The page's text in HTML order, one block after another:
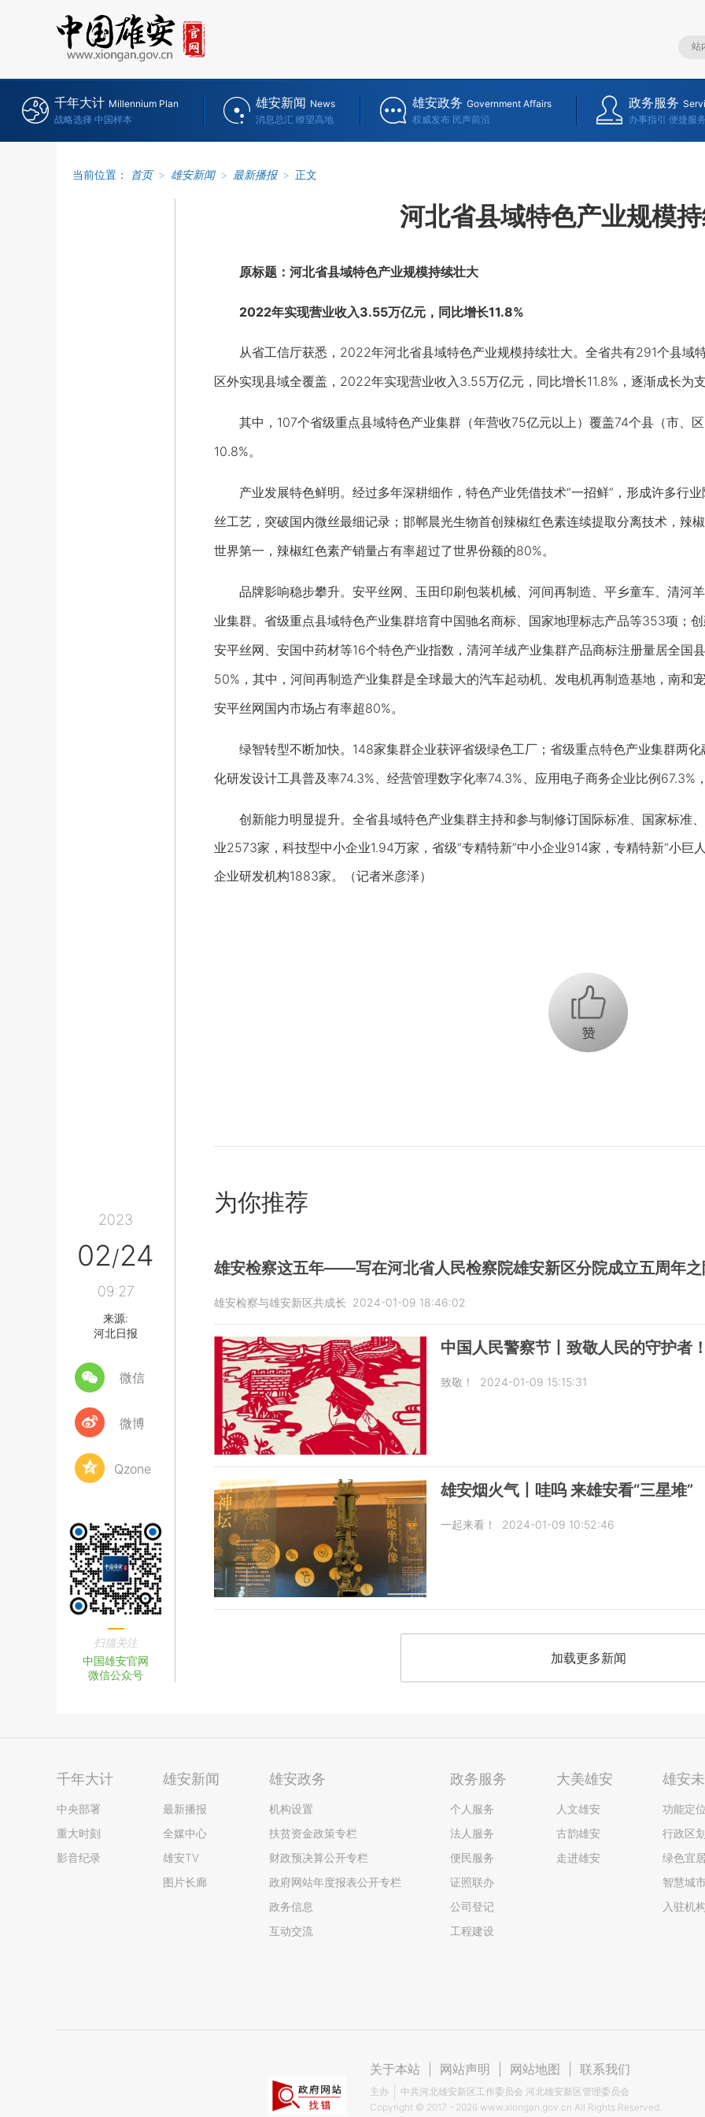
千年大计 Millennium Plan
战略选择 中国样本
雄安新闻 News
消息总汇 瞭望高地
雄安政务 Government Affairs
权威发布 民声前沿
政务服务
办事指引 便捷服
当前位置： 首页 > 雄安新闻 > 最新播报 > 正文
2023
02/24
09:27
来源:
河北日报
微信
微博
Qzone
扫描关注
中国雄安官网
微信公众号
河北省县域特色产业规模
原标题：河北省县域特色产业规模持续壮大
2022年实现营业收入3.55万亿元，同比增长11.8%
从省工信厅获悉，2022年河北省县域特色产业规模持续壮大。全省共有291个县域
区外实现县域全覆盖，2022年实现营业收入3.55万亿元，同比增长11.8%，逐渐成长为
其中，107个省级重点县域特色产业集群（年营收75亿元以上）覆盖74个县（市、
10.8%。
产业发展特色鲜明。经过多年深耕细作，特色产业凭借技术“一招鲜”，形成许多行
丝工艺，突破国内微丝最细记录；邯郸晨光生物首创辣椒红色素连续提取分离技术，辣
世界第一，辣椒红色素产销量占有率超过了世界份额的80%。
品牌影响稳步攀升。安平丝网、玉田印刷包装机械、河间再制造、平乡童车、清河
业集群。省级重点县域特色产业集群培育中国驰名商标、国家地理标志产品等353项；
安平丝网、安国中药材等16个特色产业指数，清河羊绒产业集群产品商标注册量居全国
50%，其中，河间再制造产业集群是全球最大的汽车起动机、发电机再制造基地，南和
安平丝网国内市场占有率超80%。
绿智转型不断加快。148家集群企业获评省级绿色工厂；省级重点特色产业集群两
化研发设计工具普及率74.3%、经营管理数字化率74.3%、应用电子商务企业比例67.3%
创新能力明显提升。全省县域特色产业集群主持和参与制修订国际标准、国家标准
业2573家，科技型中小企业1.94万家，省级“专精特新”中小企业914家，专精特新“小巨
企业研发机构1883家。（记者米彦泽）
+1
为你推荐
雄安检察这五年——写在河北省人民检察院雄安新区分院成立五周年之
雄安检察与雄安新区共成长 2024-01-09 18:46:02
中国人民警察节丨致敬人民的守护者
致敬！ 2024-01-09 15:15:31
雄安烟火气丨哇呜 来雄安看“三星堆”
一起来看！ 2024-01-09 10:52:46
加载更多新闻
千年大计
中央部署
重大时刻
影音纪录
雄安新闻
最新播报
全媒中心
雄安TV
图片长廊
雄安政务
机构设置
扶贫资金政策专栏
财政预决算公开专栏
政府网站年度报表公开专栏
政务信息
互动交流
政务服务
个人服务
法人服务
便民服务
证照联办
公司登记
工程建设
大美雄安
人文雄安
古韵雄安
走进雄安
雄安
功能定
行政区
绿色宜
智慧城
入驻机
关于本站 网站声明 网站地图 联系我们
主办
中共河北雄安新区工作委员会 河北雄安新区管理委员会
Copyright © 2017 - 2026 www.xiongan.gov.cn All Rights Reserved.